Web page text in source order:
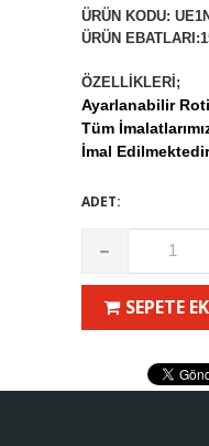
ÜRÜN KODU:
ÜRÜN
ÖZELLİKLERİ;
Ayarlanabilir
Tüm
İmal
ADET:
SEPETE